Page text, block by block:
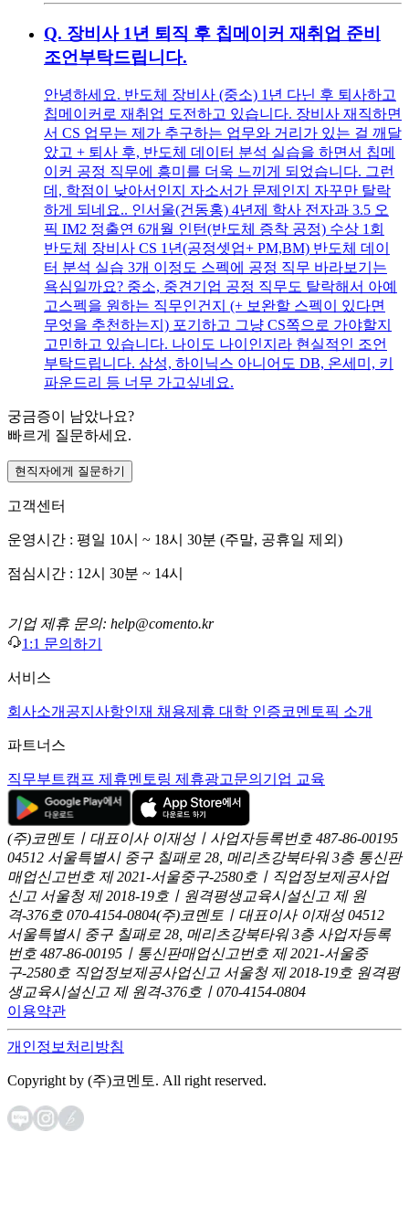
Q. 장비사 1년 퇴직 후 칩메이커 재취업 준비
조언부탁드립니다.
안녕하세요. 반도체 장비사 (중소) 1년 다닌 후 퇴사하고
칩메이커로 재취업 도전하고 있습니다. 장비사 재직하면
서 CS 업무는 제가 추구하는 업무와 거리가 있는 걸 깨달
았고 + 퇴사 후, 반도체 데이터 분석 실습을 하면서 칩메
이커 공정 직무에 흥미를 더욱 느끼게 되었습니다. 그런
데, 학점이 낮아서인지 자소서가 문제인지 자꾸만 탈락
하게 되네요.. 인서울(건동홍) 4년제 학사 전자과 3.5 오
픽 IM2 정출연 6개월 인턴(반도체 증착 공정) 수상 1회
반도체 장비사 CS 1년(공정셋업+ PM,BM) 반도체 데이
터 분석 실습 3개 이정도 스펙에 공정 직무 바라보기는
욕심일까요? 중소, 중견기업 공정 직무도 탈락해서 아예
고스펙을 원하는 직무인건지 (+ 보완할 스펙이 있다면
무엇을 추천하는지) 포기하고 그냥 CS쪽으로 가야할지
고민하고 있습니다. 나이도 나이인지라 현실적인 조언
부탁드립니다. 삼성, 하이닉스 아니어도 DB, 온세미, 키
파운드리 등 너무 가고싶네요.
궁금증이 남았나요?
빠르게 질문하세요.
현직자에게 질문하기
고객센터
운영시간 : 평일 10시 ~ 18시 30분 (주말, 공휴일 제외)
점심시간 : 12시 30분 ~ 14시
기업 제휴 문의: help@comento.kr
1:1 문의하기
서비스
회사소개 공지사항인재 채용제휴 대학 인증코멘토픽 소개
파트너스
직무부트캠프 제휴멘토링 제휴광고문의 기업 교육
(주)코멘토ㅣ대표이사 이재성ㅣ사업자등록번호 487-86-00195
04512 서울특별시 중구 칠패로 28, 메리츠강북타워 3층 통신판
매업신고번호 제 2021-서울중구-2580호ㅣ직업정보제공사업
신고 서울청 제 2018-19호ㅣ원격평생교육시설신고 제 원
격-376호 070-4154-0804(주)코멘토ㅣ대표이사 이재성 04512
서울특별시 중구 칠패로 28, 메리츠강북타워 3층 사업자등록
번호 487-86-00195ㅣ통신판매업신고번호 제 2021-서울중
구-2580호 직업정보제공사업신고 서울청 제 2018-19호 원격평
생교육시설신고 제 원격-376호ㅣ070-4154-0804
이용약관
개인정보처리방침
Copyright by (주)코멘토. All right reserved.